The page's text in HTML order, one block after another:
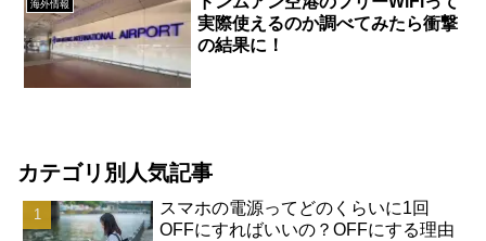
海外情報
実際使えるのか調べてみたら衝撃
の結果に！
カテゴリ別人気記事
スマホの電源ってどのくらいに1回
OFFにすればいいの？OFFにする理由